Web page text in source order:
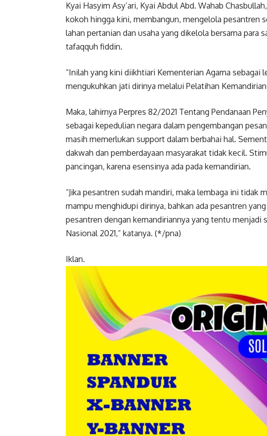
Kyai Hasyim Asy’ari, Kyai Abdul Abd. Wahab
kokoh hingga kini, membangun, mengelola pesantren
lahan pertanian dan usaha yang dikelola bersama para
tafaqquh fiddin.
“Inilah yang kini diikhtiari Kementerian Agama sebagai
mengukuhkan jati dirinya melalui Pelatihan
Maka, lahirnya Perpres 82/2021 Tentang Pendanaan
sebagai kepedulian negara dalam pengembangan
masih memerlukan support dalam berbahai hal.
dakwah dan pemberdayaan masyarakat tidak kecil.
pancingan, karena esensinya ada pada kemandirian.
“Jika pesantren sudah mandiri, maka lembaga ini tidak
mampu menghidupi dirinya, bahkan ada pesantren
pesantren dengan kemandiriannya yang tentu menjadi
Nasional 2021,” katanya. (*/pna)
Iklan.